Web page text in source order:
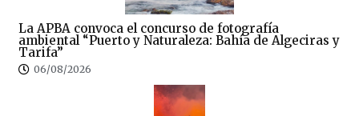
La APBA convoca el concurso de fotografía
ambiental “Puerto y Naturaleza: Bahía de Algeciras y
Tarifa”
06/08/2026